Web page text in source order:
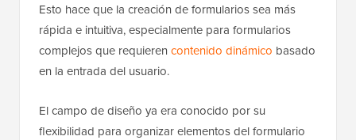
Esto hace que la creación de formularios sea más
rápida e intuitiva, especialmente para formularios
complejos que requieren contenido dinámico basado
en la entrada del usuario.
El campo de diseño ya era conocido por su
flexibilidad para organizar elementos del formulario